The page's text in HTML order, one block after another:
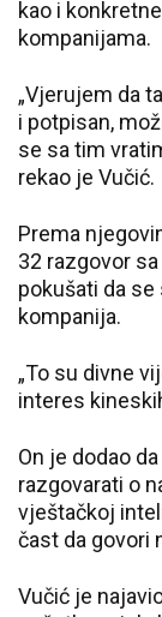
kao i
kompanijama.
„Vjerujem da
i potpisan,
se sa tim
rekao je Vučić.
Prema
32 razgovor
pokušati da
kompanija.
„To su divne
interes
On je dodao
razgovarati o
vještačkoj
čast da govori
Vučić je